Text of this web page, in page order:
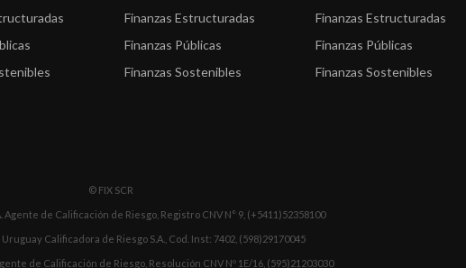
Finanzas Estructuradas
Finanzas Públicas
Finanzas Sostenibles
Finanzas Estructuradas
Finanzas Públicas
Finanzas Sostenibles
© FIX SCR
Agente de Calificación de Riesgo, Registro CNV N° 9, (+5411)52358100
Uruguay Calificadora de Riesgo S.A., Cod. Inst: 7402, (598)29170045
de Calificación de Riesgo, Resolución CNV Nº 1E/16, (595)21203030